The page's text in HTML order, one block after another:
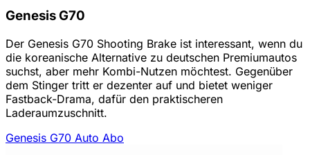
Genesis G70
Der Genesis G70 Shooting Brake ist interessant, wenn du
die koreanische Alternative zu deutschen Premiumautos
suchst, aber mehr Kombi-Nutzen möchtest. Gegenüber
dem Stinger tritt er dezenter auf und bietet weniger
Fastback-Drama, dafür den praktischeren
Laderaumzuschnitt.
Genesis G70 Auto Abo